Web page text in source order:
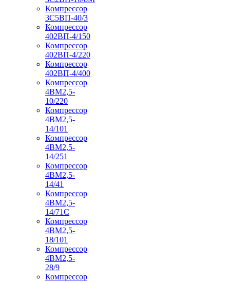
Компрессор
3С5ВП-40/3
Компрессор
402ВП-4/150
Компрессор
402ВП-4/220
Компрессор
402ВП-4/400
Компрессор
4ВМ2,5-
10/220
Компрессор
4ВМ2,5-
14/101
Компрессор
4ВМ2,5-
14/251
Компрессор
4ВМ2,5-
14/41
Компрессор
4ВМ2,5-
14/71C
Компрессор
4ВМ2,5-
18/101
Компрессор
4ВМ2,5-
28/9
Компрессор